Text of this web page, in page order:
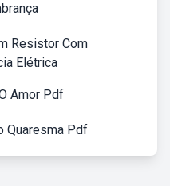
Resistor Com
Elétrica
Amor Pdf
Quaresma Pdf